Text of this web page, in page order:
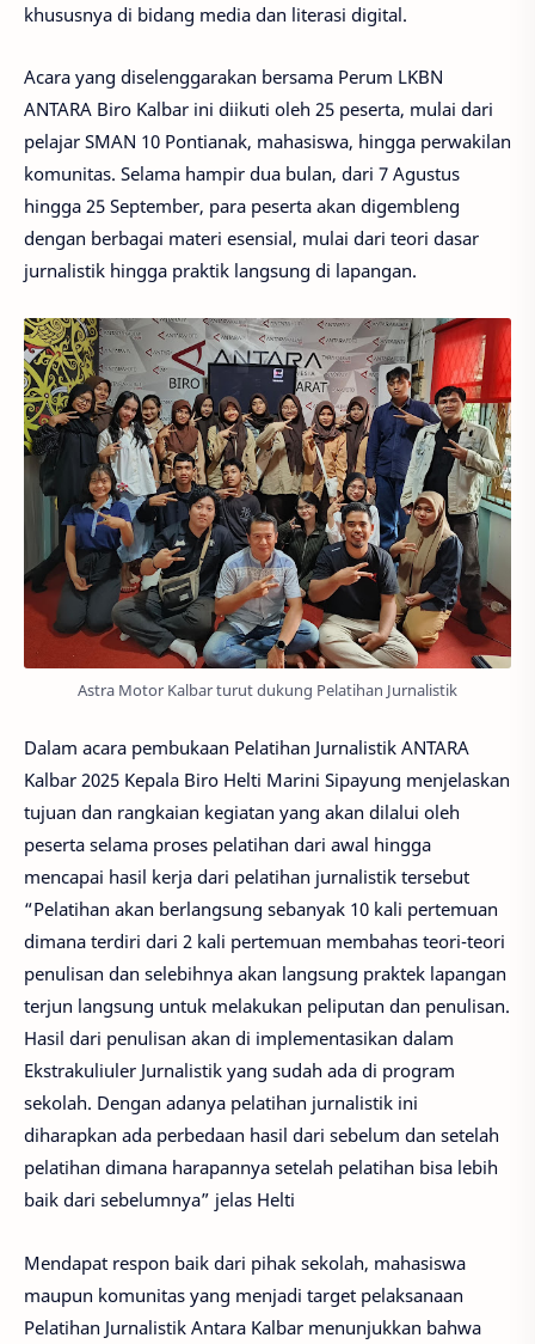
khususnya di bidang media dan literasi digital.
Acara yang diselenggarakan bersama Perum LKBN
ANTARA Biro Kalbar ini diikuti oleh 25 peserta, mulai dari
pelajar SMAN 10 Pontianak, mahasiswa, hingga perwakilan
komunitas. Selama hampir dua bulan, dari 7 Agustus
hingga 25 September, para peserta akan digembleng
dengan berbagai materi esensial, mulai dari teori dasar
jurnalistik hingga praktik langsung di lapangan.
Astra Motor Kalbar turut dukung Pelatihan Jurnalistik
Dalam acara pembukaan Pelatihan Jurnalistik ANTARA
Kalbar 2025 Kepala Biro Helti Marini Sipayung menjelaskan
tujuan dan rangkaian kegiatan yang akan dilalui oleh
peserta selama proses pelatihan dari awal hingga
mencapai hasil kerja dari pelatihan jurnalistik tersebut
“Pelatihan akan berlangsung sebanyak 10 kali pertemuan
dimana terdiri dari 2 kali pertemuan membahas teori-teori
penulisan dan selebihnya akan langsung praktek lapangan
terjun langsung untuk melakukan peliputan dan penulisan.
Hasil dari penulisan akan di implementasikan dalam
Ekstrakuliuler Jurnalistik yang sudah ada di program
sekolah. Dengan adanya pelatihan jurnalistik ini
diharapkan ada perbedaan hasil dari sebelum dan setelah
pelatihan dimana harapannya setelah pelatihan bisa lebih
baik dari sebelumnya” jelas Helti
Mendapat respon baik dari pihak sekolah, mahasiswa
maupun komunitas yang menjadi target pelaksanaan
Pelatihan Jurnalistik Antara Kalbar menunjukkan bahwa